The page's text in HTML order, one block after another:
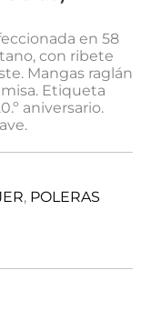
en 58
con ribete
Mangas raglán
Etiqueta
aniversario.
, POLERAS